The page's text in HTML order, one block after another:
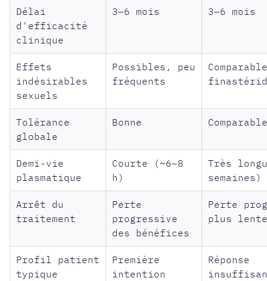
Délai
d'efficacité
clinique
3–6 mois 3–6 mois
Effets
indésirables
sexuels
Possibles, peu
fréquents
Tolérance
globale
Bonne
Demi-vie
plasmatique
Courte (~6–8
h)
Très
semaines)
Arrêt du
traitement
Perte
progressive
des bénéfices
Perte
plus
Profil patient
typique
Première
intention
Réponse